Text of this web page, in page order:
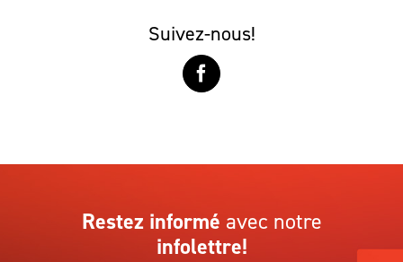
Suivez-nous!
Restez informé avec notre
infolettre!